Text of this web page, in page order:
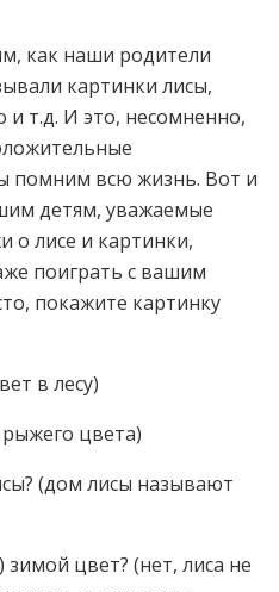
как наши родители
картинки лисы,
т.д. И это, несомненно,
помним всю жизнь. Вот и
детям, уважаемые
о лисе и картинки,
поиграть с вашим
покажите картинку
в лесу)
рыжего цвета)
(дом лисы называют
зимой цвет? (нет, лиса не